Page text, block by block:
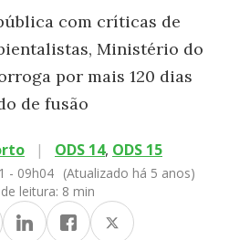
com críticas de
Ministério do
por mais 120 dias
de fusão
| ODS 14, ODS 15
- 09h04 (Atualizado há 5 anos)
leitura: 8 min